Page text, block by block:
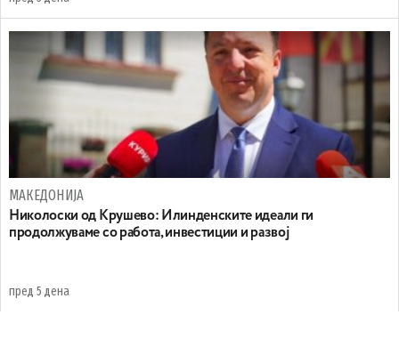
МАКЕДОНИЈА
Николоски од Крушево: Илинденските идеали ги
продолжуваме со работа, инвестиции и развој
пред 5 дена